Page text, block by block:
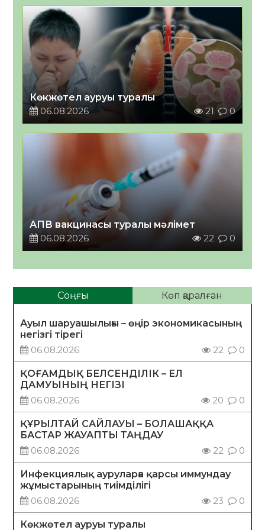
Көкжөтел ауруы туралы
06.08.2026
21 0
АПВ вакцинасы туралы мәлімет
06.08.2026
22 0
Соңғы Көп қаралған
Ауыл шаруашылығы – өңір экономикасының
негізгі тірегі
06.08.2026
22 0
ҚОҒАМДЫҚ БЕЛСЕНДІЛІК – ЕЛ
ДАМУЫНЫҢ НЕГІЗІ
06.08.2026
20 0
ҚҰРЫЛТАЙ САЙЛАУЫ – БОЛАШАҚҚА
БАСТАР ЖАУАПТЫ ТАҢДАУ
06.08.2026
22 0
Инфекциялық ауруларға қарсы иммундау
жұмыстарының тиімділігі
06.08.2026
23 0
Көкжөтел ауруы туралы